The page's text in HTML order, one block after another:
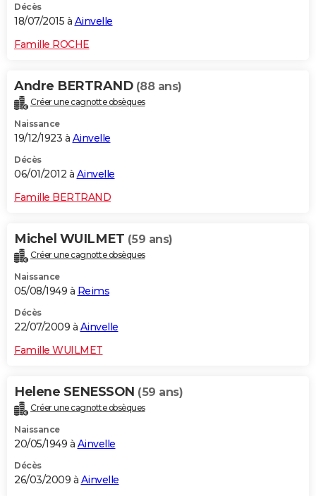
Décès
18/07/2015 à Ainvelle
Famille ROCHE
Andre BERTRAND (88 ans)
Créer une cagnotte obsèques
Naissance
19/12/1923 à Ainvelle
Décès
06/01/2012 à Ainvelle
Famille BERTRAND
Michel WUILMET (59 ans)
Créer une cagnotte obsèques
Naissance
05/08/1949 à Reims
Décès
22/07/2009 à Ainvelle
Famille WUILMET
Helene SENESSON (59 ans)
Créer une cagnotte obsèques
Naissance
20/05/1949 à Ainvelle
Décès
26/03/2009 à Ainvelle